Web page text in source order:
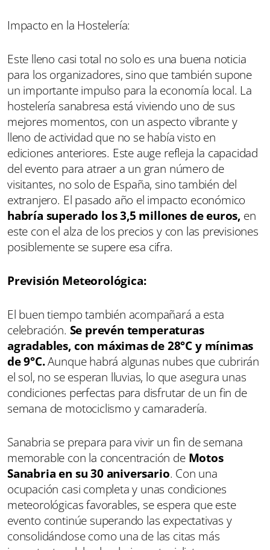
Impacto en la Hostelería:
Este lleno casi total no solo es una buena noticia
para los organizadores, sino que también supone
un importante impulso para la economía local. La
hostelería sanabresa está viviendo uno de sus
mejores momentos, con un aspecto vibrante y
lleno de actividad que no se había visto en
ediciones anteriores. Este auge refleja la capacidad
del evento para atraer a un gran número de
visitantes, no solo de España, sino también del
extranjero. El pasado año el impacto económico
habría superado los 3,5 millones de euros, en
este con el alza de los precios y con las previsiones
posiblemente se supere esa cifra.
Previsión Meteorológica:
El buen tiempo también acompañará a esta
celebración. Se prevén temperaturas
agradables, con máximas de 28°C y mínimas
de 9°C.Aunque habrá algunas nubes que cubrirán
el sol, no se esperan lluvias, lo que asegura unas
condiciones perfectas para disfrutar de un fin de
semana de motociclismo y camaradería.
Sanabria se prepara para vivir un fin de semana
memorable con la concentración de Motos
Sanabria en su 30 aniversario. Con una
ocupación casi completa y unas condiciones
meteorológicas favorables, se espera que este
evento continúe superando las expectativas y
consolidándose como una de las citas más